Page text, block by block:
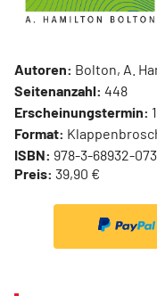
Autoren: Bolton, A.
Seitenanzahl: 448
Erscheinungstermin:
Format:
ISBN: 978-3-68932-
Preis: 39,90 €